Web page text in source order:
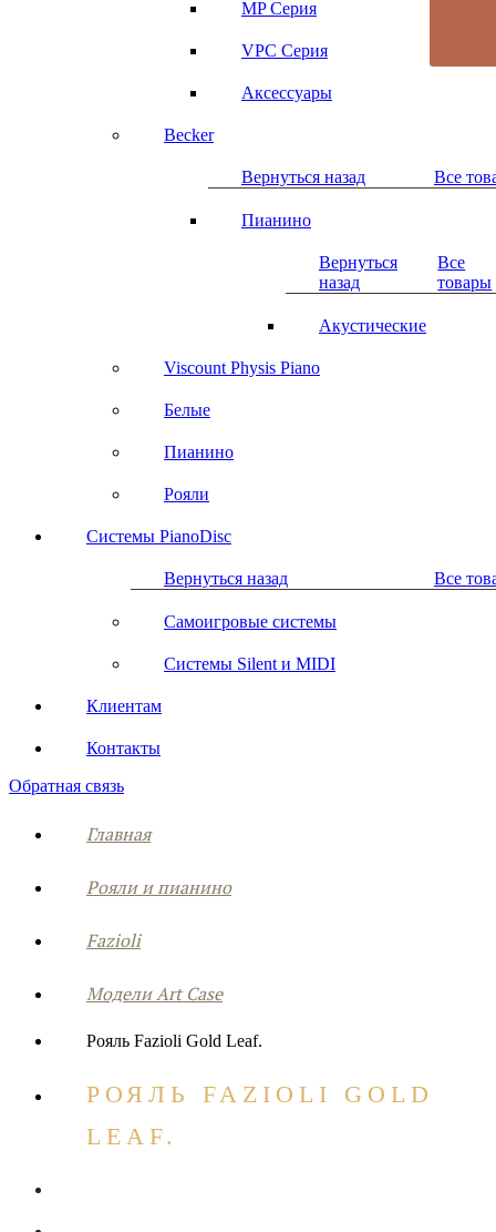
MP Серия
VPC Серия
Аксессуары
Becker
Вернуться назад Все
Пианино
Вернуться
назад
Все
товары
Акустические
Viscount Physis Piano
Белые
Пианино
Рояли
Системы PianoDisc
Вернуться назад Все
Самоигровые системы
Системы Silent и MIDI
Клиентам
Контакты
Обратная связь
Главная
Рояли и пианино
Fazioli
Модели Art Case
Рояль Fazioli Gold Leaf.
РОЯЛЬ FAZIOLI GOLD
LEAF.